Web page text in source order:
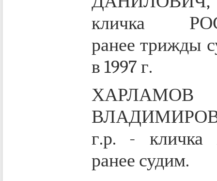
кличка
ранее трижды
в 1997 г.
г.р. -
ранее судим.